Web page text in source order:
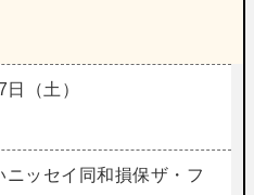
（土）
ニッセイ同和損保ザ・フ